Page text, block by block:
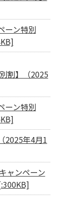
ーン特別
割】（2025
ーン特別
2025年4月1
ャンペーン